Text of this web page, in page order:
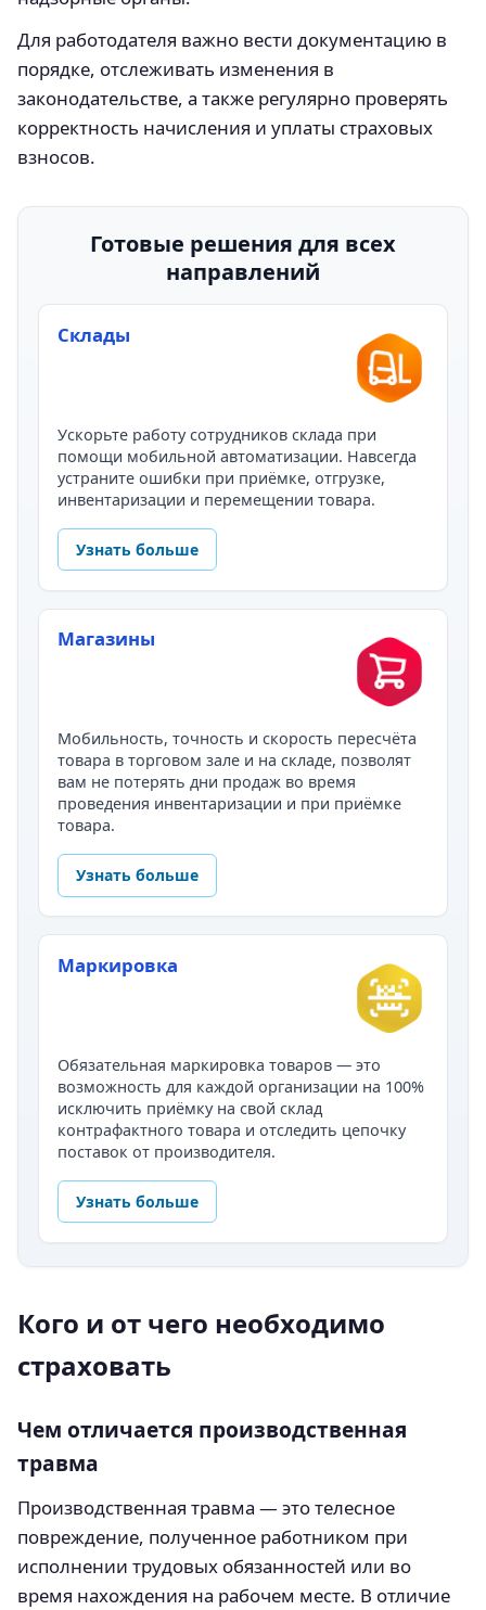
Для работодателя важно вести документацию в
порядке, отслеживать изменения в
законодательстве, а также регулярно проверять
корректность начисления и уплаты страховых
взносов.
Готовые решения для всех
направлений
Склады
Ускорьте работу сотрудников склада при
помощи мобильной автоматизации. Навсегда
устраните ошибки при приёмке, отгрузке,
инвентаризации и перемещении товара.
Узнать больше
Магазины
Мобильность, точность и скорость пересчёта
товара в торговом зале и на складе, позволят
вам не потерять дни продаж во время
проведения инвентаризации и при приёмке
товара.
Узнать больше
Маркировка
Обязательная маркировка товаров — это
возможность для каждой организации на 100%
исключить приёмку на свой склад
контрафактного товара и отследить цепочку
поставок от производителя.
Узнать больше
Кого и от чего необходимо
страховать
Чем отличается производственная
травма
Производственная травма — это телесное
повреждение, полученное работником при
исполнении трудовых обязанностей или во
время нахождения на рабочем месте. В отличие